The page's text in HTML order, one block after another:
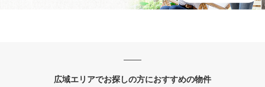
広域エリアでお探しの方におすすめの物件